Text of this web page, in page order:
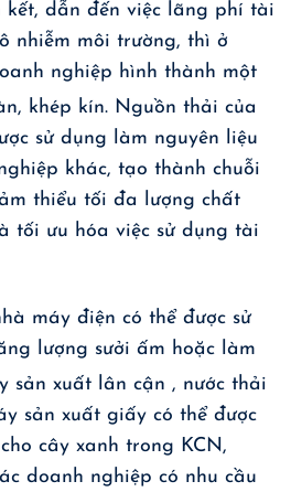
kết, dẫn đến việc lãng phí tài
nhiễm môi trường, thì ở
nghiệp hình thành một
khép kín. Nguồn thải của
sử dụng làm nguyên liệu
khác, tạo thành chuỗi
thiểu tối đa lượng chất
tối ưu hóa việc sử dụng tài
máy điện có thể được sử
lượng sưởi ấm hoặc làm
sản xuất lân cận , nước thải
sản xuất giấy có thể được
cây xanh trong KCN,
doanh nghiệp có nhu cầu